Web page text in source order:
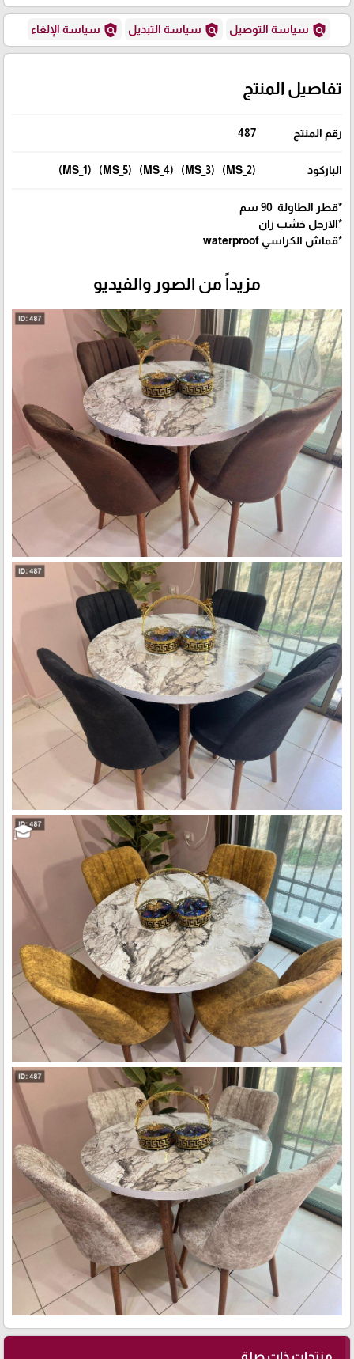
policy سياسة التوصيل policy سياسة التبديل policy سياسة الإلغاء
تفاصيل المنتج
رقم المنتج 487
الباركود (MS_2) (MS_3) (MS_4) (MS_5) (MS_1)
*قطر الطاولة 90 سم
*الارجل خشب زان
*قماش الكراسي waterproof
مزيداً من الصور والفيديو
منتجات ذات صلة